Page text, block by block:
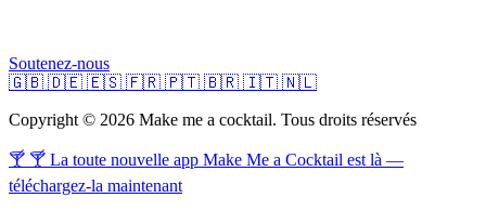
Soutenez-nous
🇬🇧 🇩🇪 🇪🇸 🇫🇷 🇵🇹 🇧🇷 🇮🇹 🇳🇱
Copyright © 2026 Make me a cocktail. Tous droits réservés
🍸 🍸 La toute nouvelle app Make Me a Cocktail est là —
téléchargez-la maintenant